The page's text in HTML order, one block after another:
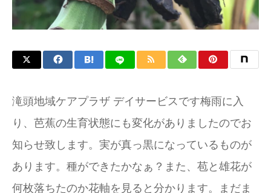
滝頭地域ケアプラザ デイサービスです梅雨に入
り、芭蕉の生育状態にも変化がありましたのでお
知らせ致します。実が真っ黒になっているものが
あります。種ができたかなぁ？また、苞と雄花が
何枚落ちたのか花軸を見ると分かります。まだま